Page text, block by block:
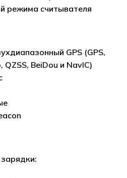
режима считывателя
GPS (GPS,
BeiDou и NavIC)